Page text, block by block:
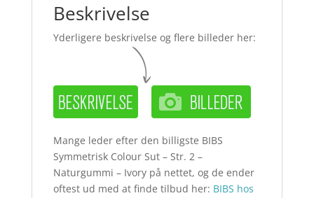
Beskrivelse
Yderligere beskrivelse og flere billeder her:
Mange leder efter den billigste BIBS
Symmetrisk Colour Sut – Str. 2 –
Naturgummi – Ivory på nettet, og de ender
oftest ud med at finde tilbud her: BIBS hos